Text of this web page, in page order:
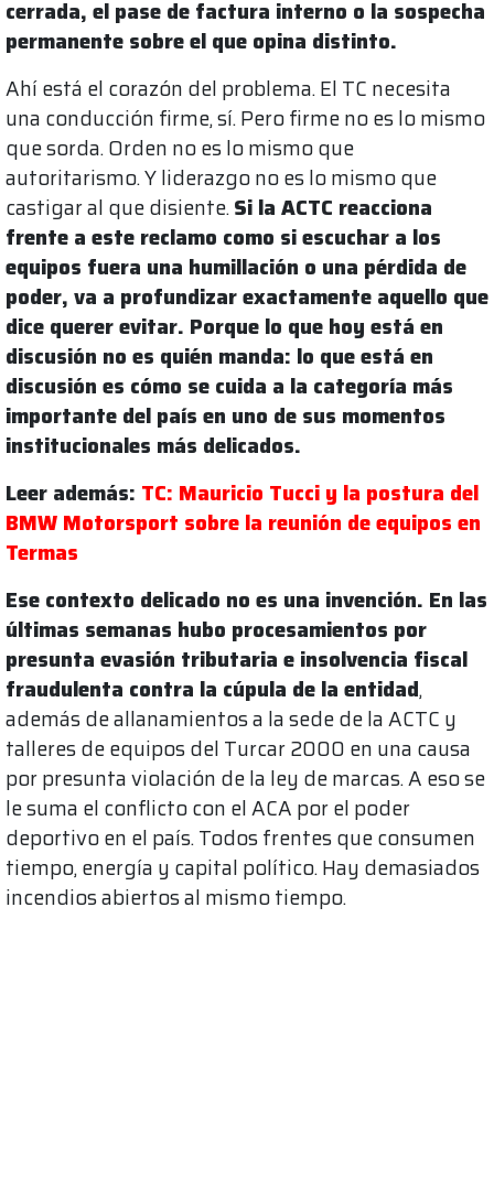
cerrada, el pase de factura interno o la sospecha
permanente sobre el que opina distinto.
Ahí está el corazón del problema. El TC necesita
una conducción firme, sí. Pero firme no es lo mismo
que sorda. Orden no es lo mismo que
autoritarismo. Y liderazgo no es lo mismo que
castigar al que disiente.Si la ACTC reacciona
frente a este reclamo como si escuchar a los
equipos fuera una humillación o una pérdida de
poder, va a profundizar exactamente aquello que
dice querer evitar. Porque lo que hoy está en
discusión no es quién manda: lo que está en
discusión es cómo se cuida a la categoría más
importante del país en uno de sus momentos
institucionales más delicados.
Leer además: TC: Mauricio Tucci y la postura del
BMW Motorsport sobre la reunión de equipos en
Termas
Ese contexto delicado no es una invención. En las
últimas semanas hubo procesamientos por
presunta evasión tributaria e insolvencia fiscal
fraudulenta contra la cúpula de la entidad,
además de allanamientos a la sede de la ACTC y
talleres de equipos del Turcar 2000 en una causa
por presunta violación de la ley de marcas. A eso se
le suma el conflicto con el ACA por el poder
deportivo en el país. Todos frentes que consumen
tiempo, energía y capital político. Hay demasiados
incendios abiertos al mismo tiempo.